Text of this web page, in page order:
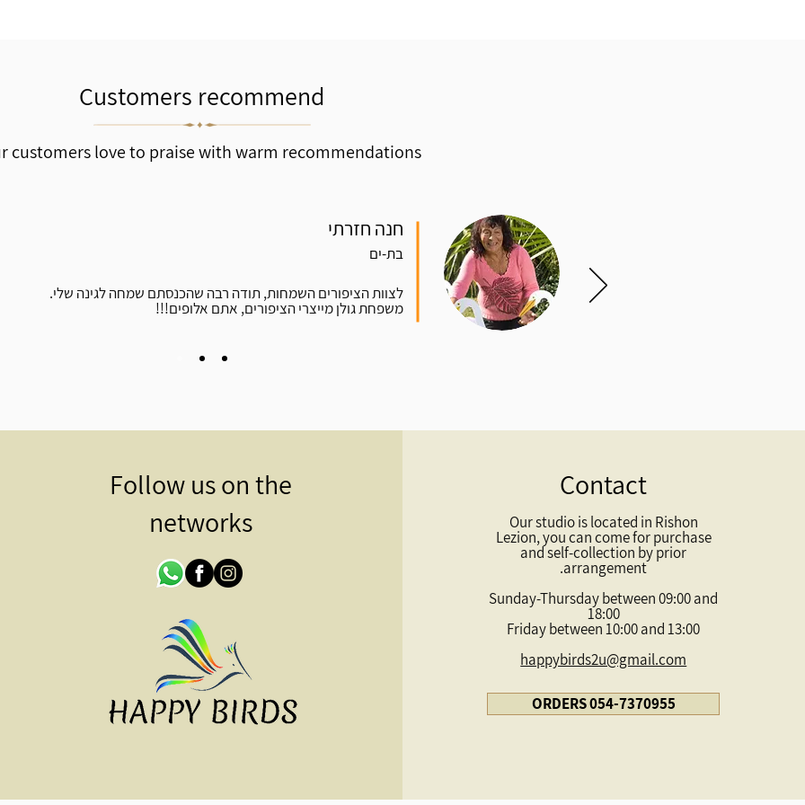
Customers recommend
customers love to praise with warm recommendations
חנה חזרתי
בת-ים
לצוות הציפורים השמחות, תודה רבה שהכנסתם שמחה לגינה שלי.
משפחת גולן מייצרי הציפורים, אתם אלופים!!!
Follow us on the
networks
Contact
Our studio is located in Rishon
Lezion, you can come for purchase
and self-collection by prior
arrangement.
Sunday-Thursday between 09:00 and
18:00
Friday between 10:00 and 13:00
happybirds2u@gmail.com
ORDERS 054-7370955